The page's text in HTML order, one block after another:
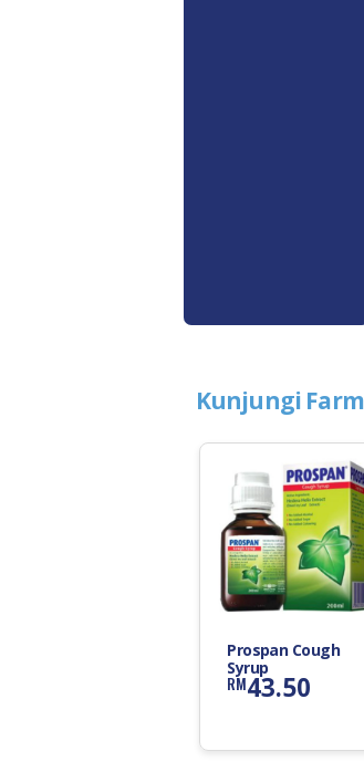
Kunjungi
Prospan Cough
Syrup
RM43.50